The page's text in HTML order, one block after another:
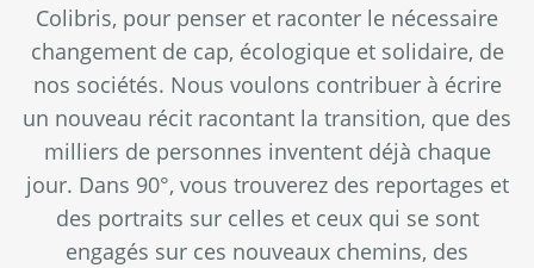
Colibris, pour penser et raconter le nécessaire
changement de cap, écologique et solidaire, de
nos sociétés. Nous voulons contribuer à écrire
un nouveau récit racontant la transition, que des
milliers de personnes inventent déjà chaque
jour. Dans 90°, vous trouverez des reportages et
des portraits sur celles et ceux qui se sont
engagés sur ces nouveaux chemins, des